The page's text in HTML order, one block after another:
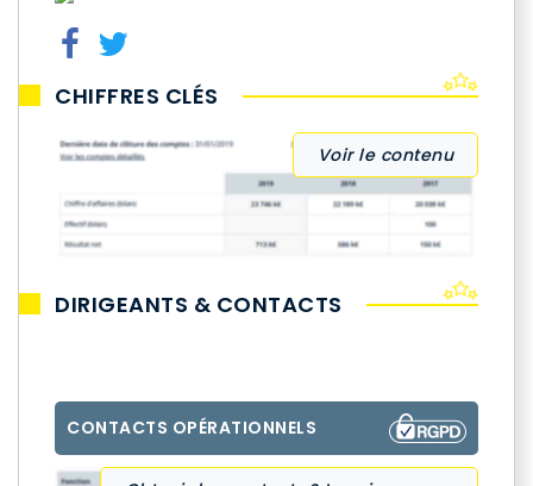
CHIFFRES CLÉS
Voir le contenu
DIRIGEANTS & CONTACTS
CONTACTS OPÉRATIONNELS